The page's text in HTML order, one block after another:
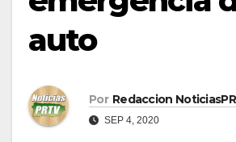
auto
Por Redaccion
SEP 4, 2020